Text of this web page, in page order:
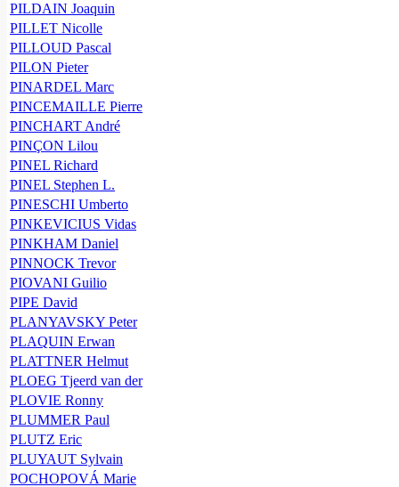
PILDAIN Joaquin
PILLET Nicolle
PILLOUD Pascal
PILON Pieter
PINARDEL Marc
PINCEMAILLE Pierre
PINCHART André
PINÇON Lilou
PINEL Richard
PINEL Stephen L.
PINESCHI Umberto
PINKEVICIUS Vidas
PINKHAM Daniel
PINNOCK Trevor
PIOVANI Guilio
PIPE David
PLANYAVSKY Peter
PLAQUIN Erwan
PLATTNER Helmut
PLOEG Tjeerd van der
PLOVIE Ronny
PLUMMER Paul
PLUTZ Eric
PLUYAUT Sylvain
POCHOPOVÁ Marie